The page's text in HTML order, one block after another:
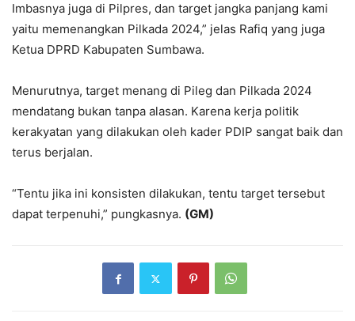
Imbasnya juga di Pilpres, dan target jangka panjang kami
yaitu memenangkan Pilkada 2024,” jelas Rafiq yang juga
Ketua DPRD Kabupaten Sumbawa.
Menurutnya, target menang di Pileg dan Pilkada 2024
mendatang bukan tanpa alasan. Karena kerja politik
kerakyatan yang dilakukan oleh kader PDIP sangat baik dan
terus berjalan.
“Tentu jika ini konsisten dilakukan, tentu target tersebut
dapat terpenuhi,” pungkasnya. (GM)